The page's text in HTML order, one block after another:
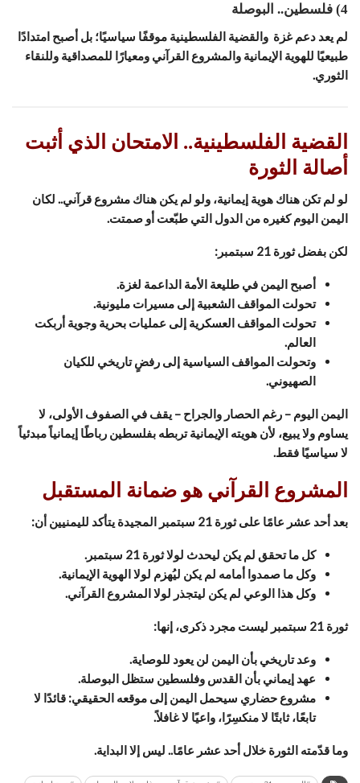
4) فلسطين.. البوصلة
لم يعد دعم غزة والقضية الفلسطينية موقفًا سياسيًا؛ بل أصبح امتدادًا
طبيعيًا للهوية الإيمانية والمشروع القرآني ومعيارًا للمصداقية وللنقاء
الثوري.
القضية الفلسطينية.. الامتحان الذي أثبت
أصالة الثورة
لو لم تكن هناك هوية إيمانية، ولو لم يكن هناك مشروع قرآني.. لكان
اليمن اليوم كغيره من الدول التي طبّعت أو صمتت.
لكن بفضل ثورة 21 سبتمبر:
أصبح اليمن في طليعة الأمة الداعمة لغزة.
تحولت المواقف الشعبية إلى مسيرات مليونية.
تحولت المواقف العسكرية إلى عمليات بحرية وجوية أربكت
العالم.
وتحولت المواقف السياسية إلى رفضٍ تاريخي للكيان
الصهيوني.
اليمن اليوم – رغم الحصار والجراح – يقف في الصفوف الأولى، لا
يساوم ولا يبيع، لأن هويته الإيمانية تربطه بفلسطين رباطًا إيمانياً مبدئياً
لا سياسيًا فقط.
المشروع القرآني هو ضمانة المستقبل
بعد أحد عشر عامًا على ثورة 21 سبتمبر المجيدة يتأكد لليمنيين أن:
كل ما تحقق لم يكن ليحدث لولا ثورة 21 سبتمبر.
وكل ما صمدوا أمامه لم يكن ليُهزم لولا الهوية الإيمانية.
وكل هذا الوعي لم يكن ليتجذر لولا المشروع القرآني.
ثورة 21 سبتمبر ليست مجرد ذكرى، إنها:
وعد تاريخي بأن اليمن لن يعود للوصاية.
عهد إيماني بأن القدس وفلسطين ستظل البوصلة.
مشروع حضاري سيحمل اليمن إلى موقعه الحقيقي: قائدًا لا
تابعًا، ثابتًا لا منكسِرًا، واعيًا لا غافلاً.
وما قدّمته الثورة خلال أحد عشر عامًا.. ليس إلا البداية.